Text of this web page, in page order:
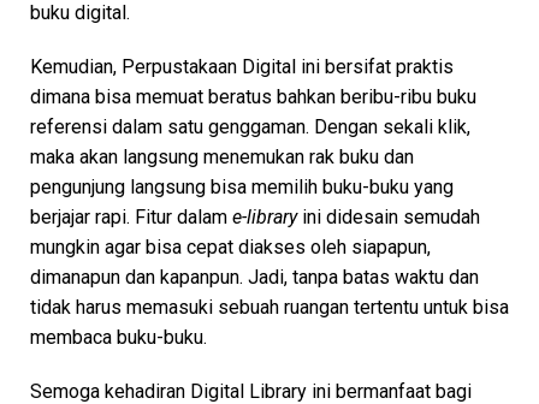
buku digital.
Kemudian, Perpustakaan Digital ini bersifat praktis
dimana bisa memuat beratus bahkan beribu-ribu buku
referensi dalam satu genggaman. Dengan sekali klik,
maka akan langsung menemukan rak buku dan
pengunjung langsung bisa memilih buku-buku yang
berjajar rapi. Fitur dalam e-libraryini didesain semudah
mungkin agar bisa cepat diakses oleh siapapun,
dimanapun dan kapanpun. Jadi, tanpa batas waktu dan
tidak harus memasuki sebuah ruangan tertentu untuk bisa
membaca buku-buku.
Semoga kehadiran Digital Library ini bermanfaat bagi